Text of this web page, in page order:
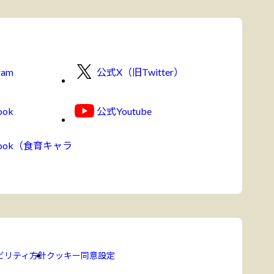
（食育キャラ
公式X（旧Twitter）
公式Youtube
リティ方針クッキー同意設定